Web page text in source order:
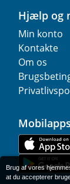
Hjælp
Min konto
Kontakte
Om os
Mobilapps
Brug af vores
at du accepterer